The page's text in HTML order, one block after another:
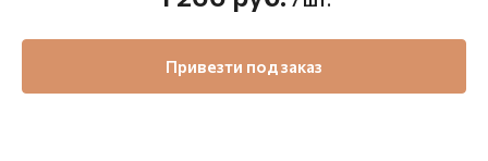
Привезти под заказ